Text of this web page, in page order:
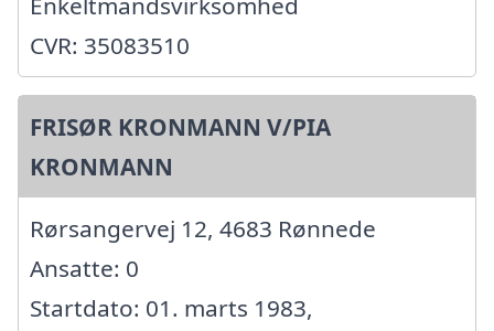
CVR: 35083510
FRISØR KRONMANN V/PIA
KRONMANN
Rørsangervej 12, 4683 Rønnede
Ansatte: 0
Startdato: 01. marts 1983,